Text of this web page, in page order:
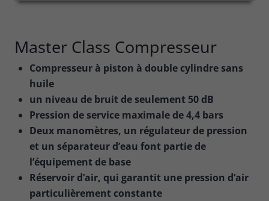
Master Class Compresseur
Compresseur à piston à double cylindre sans
huile
un niveau de bruit de seulement 50 dB
Pression de service maximale de 4,4 bars
Deux manomètres, un régulateur de pression
et un séparateur d’eau font partie de
l’équipement de base
Réservoir d’air, qui garantit une pression d’air
particulièrement constante